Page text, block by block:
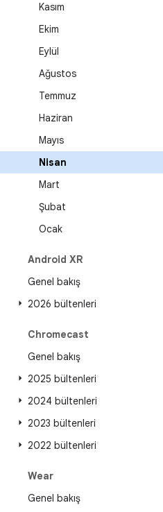
Kasım
Ekim
Eylül
Ağustos
Temmuz
Haziran
Mayıs
Nisan
Mart
Şubat
Ocak
Android XR
Genel bakış
2026 bültenleri
Chromecast
Genel bakış
2025 bültenleri
2024 bültenleri
2023 bültenleri
2022 bültenleri
Wear
Genel bakış